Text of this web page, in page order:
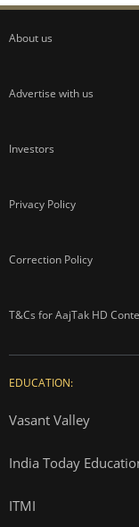
About us
Advertise with us
Investors
Privacy Policy
Correction Policy
T&Cs for AajTak HD
EDUCATION:
Vasant Valley
India Today
ITMI